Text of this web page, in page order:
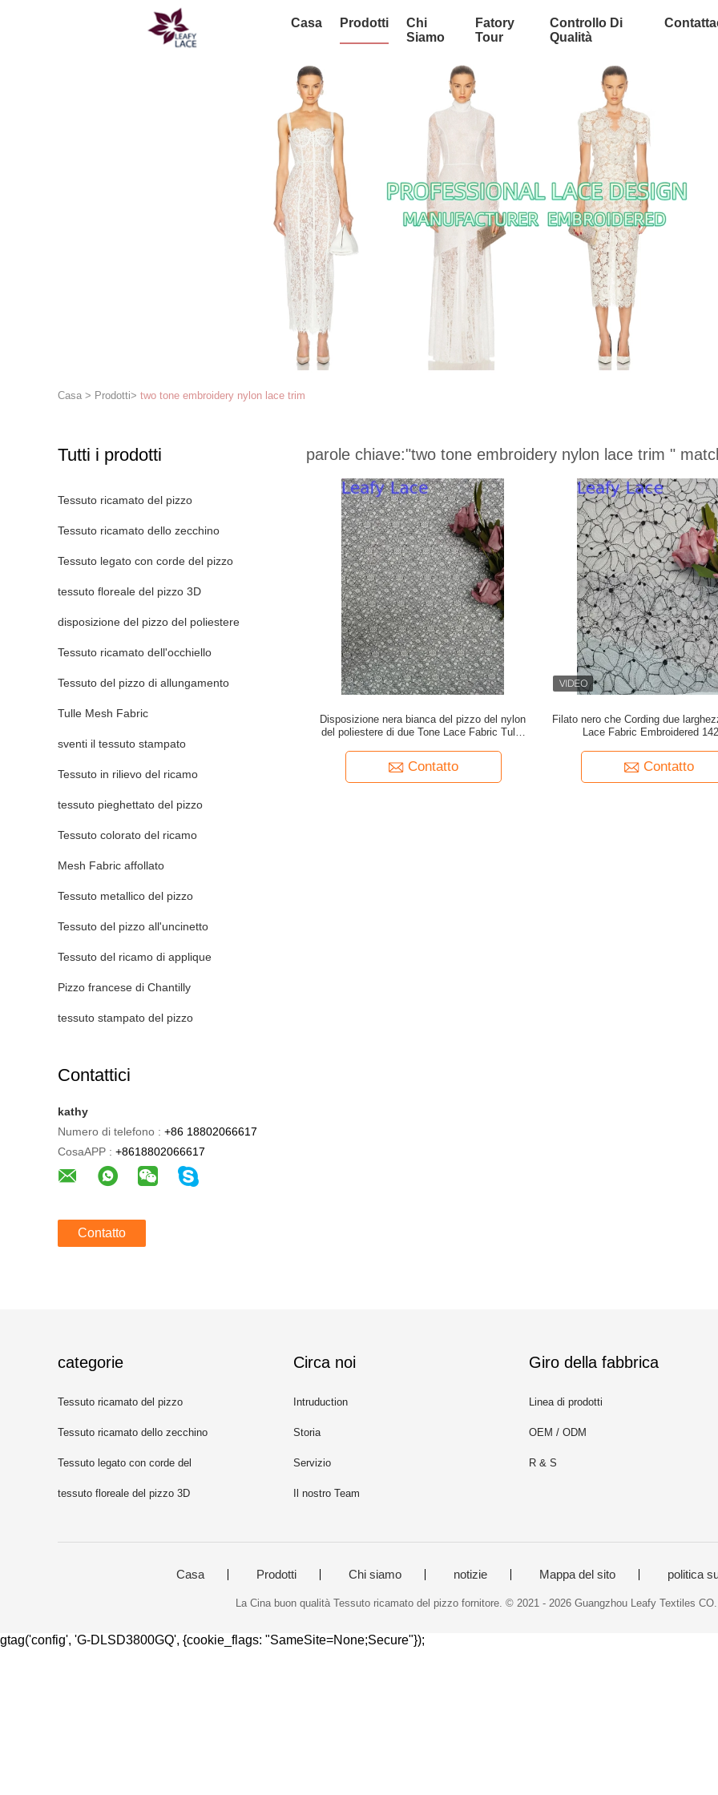
Casa Prodotti
Chi
Siamo
Fatory
Tour
Controllo Di
Qualità
Casa > Prodotti> two tone embroidery nylon lace trim
Tutti i prodotti
Tessuto ricamato del pizzo
Tessuto ricamato dello zecchino
Tessuto legato con corde del pizzo
tessuto floreale del pizzo 3D
disposizione del pizzo del poliestere
Tessuto ricamato dell'occhiello
Tessuto del pizzo di allungamento
Tulle Mesh Fabric
sventi il tessuto stampato
Tessuto in rilievo del ricamo
tessuto pieghettato del pizzo
Tessuto colorato del ricamo
Mesh Fabric affollato
Tessuto metallico del pizzo
Tessuto del pizzo all'uncinetto
Tessuto del ricamo di applique
Pizzo francese di Chantilly
tessuto stampato del pizzo
Contattici
kathy
Numero di telefono : +86 18802066617
CosaAPP : +8618802066617
Contatto
parole chiave:"two tone embroidery nylon lace trim "
Disposizione nera bianca del pizzo del nylon
del poliestere di due Tone Lace Fabric Tulle
Contatto
Filato nero che Cording due
Lace Fabric Embroidered
Contatto
categorie
Tessuto ricamato del pizzo
Tessuto ricamato dello zecchino
Tessuto legato con corde del
pizzo
tessuto floreale del pizzo 3D
Circa noi
Intruduction
Storia
Servizio
Il nostro Team
Giro della fabbrica
Linea di prodotti
OEM / ODM
R & S
Casa Prodotti Chi siamo notizie Mappa del sito politica
La Cina buon qualità Tessuto ricamato del pizzo fornitore. © 2021 - 2026 Guangzhou Leafy Textiles
gtag('config', 'G-DLSD3800GQ', {cookie_flags: "SameSite=None;Secure"});